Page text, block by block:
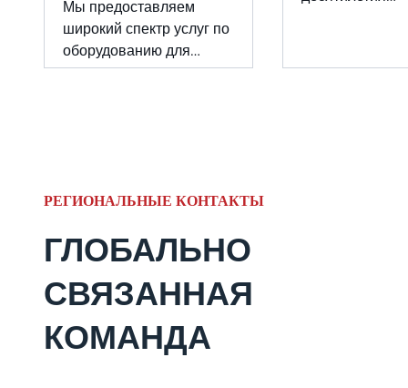
Мы предоставляем
широкий спектр услуг по
оборудованию для
паровой и биогазовой
установок для возврата
сгорания пара
соответствие
стандартам при
минимизации выбросов.
РЕГИОНАЛЬНЫЕ КОНТАКТЫ
ГЛОБАЛЬНО
СВЯЗАННАЯ
КОМАНДА